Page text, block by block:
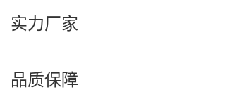
实力厂家
品质保障